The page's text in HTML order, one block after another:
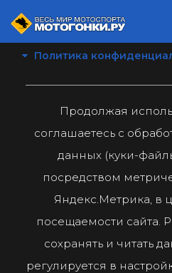
Политика
Продолжая
соглашаетесь с
данных (куки-
посредством
Яндекс.Метрика, в
посещаемости сайта.
сохранять и читать
регулируется в